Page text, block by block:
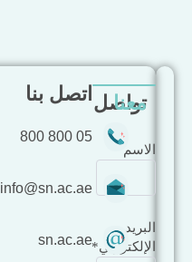
تواصل
معنا
الاسم*
البريد
الإلكتروني*
اتصل بنا
05 800 800
info@sn.ac.ae
sn.ac.ae